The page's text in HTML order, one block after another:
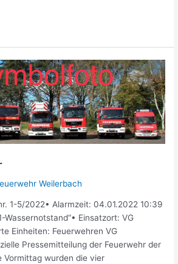
Weilerbach
1-5/2022• Alarmzeit: 04.01.2022 10:39
Wassernotstand“• Einsatzort: VG
Einheiten: Feuerwehren VG
Pressemitteilung der Feuerwehr der
Vormittag wurden die vier